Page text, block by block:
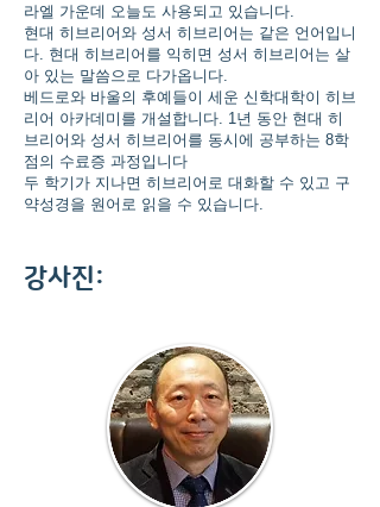
라엘 가운데 오늘도 사용되고 있습니다.
현대 히브리어와 성서 히브리어는 같은 언어입니
다. 현대 히브리어를 익히면 성서 히브리어는 살
아 있는 말씀으로 다가옵니다.
베드로와 바울의 후예들이 세운 신학대학이 히브
리어 아카데미를 개설합니다. 1년 동안 현대 히
브리어와 성서 히브리어를 동시에 공부하는 8학
점의 수료증 과정입니다
두 학기가 지나면 히브리어로 대화할 수 있고 구
약성경을 원어로 읽을 수 있습니다.
​강사진: